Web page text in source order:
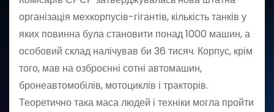
організація мехкорпусів-гігантів, кількість танків у
яких повинна була становити понад 1000 машин, а
особовий склад налічував би 36 тисяч. Корпус, крім
того, мав на озброєнні сотні автомашин,
бронеавтомобілів, мотоциклів і тракторів.
Теоретично така маса людей і техніки могла пройти